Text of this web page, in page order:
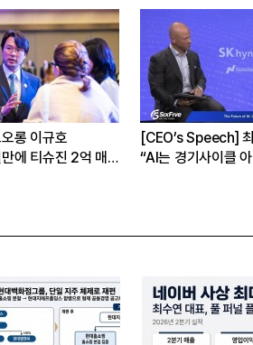
진 2억 매
[CEO’s Speech] 최태원
“AI는 경기사이클 아닌 산업